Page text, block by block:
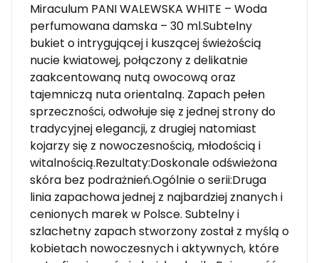
Miraculum PANI WALEWSKA WHITE – Woda
perfumowana damska – 30 ml.Subtelny
bukiet o intrygującej i kuszącej świeżością
nucie kwiatowej, połączony z delikatnie
zaakcentowaną nutą owocową oraz
tajemniczą nuta orientalną. Zapach pełen
sprzeczności, odwołuje się z jednej strony do
tradycyjnej elegancji, z drugiej natomiast
kojarzy się z nowoczesnością, młodością i
witalnością.Rezultaty:Doskonale odświeżona
skóra bez podrażnień.Ogólnie o serii:Druga
linia zapachowa jednej z najbardziej znanych i
cenionych marek w Polsce. Subtelny i
szlachetny zapach stworzony został z myślą o
kobietach nowoczesnych i aktywnych, które